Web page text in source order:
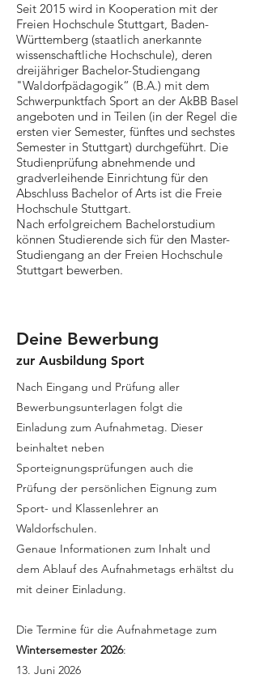
Seit 2015 wird in Kooperation mit der
Freien Hochschule Stuttgart, Baden-
Württemberg (staatlich anerkannte
wissenschaftliche Hochschule), deren
dreijähriger Bachelor-Studiengang
"Waldorfpädagogik“ (B.A.) mit dem
Schwerpunktfach Sport an der AkBB Basel
angeboten und in Teilen (in der Regel die
ersten vier Semester, fünftes und sechstes
Semester in Stuttgart) durchgeführt. Die
Studienprüfung abnehmende und
gradverleihende Einrichtung für den
Abschluss Bachelor of Arts ist die Freie
Hochschule Stuttgart.
Nach erfolgreichem Bachelorstudium
können Studierende sich für den Master-
Studiengang an der Freien Hochschule
Stuttgart bewerben.
Deine Bewerbung
zur Ausbildung Sport
Nach Eingang und Prüfung aller
Bewerbungsunterlagen folgt die
Einladung zum Aufnahmetag. Dieser
beinhaltet neben
Sporteignungsprüfungen auch die
Prüfung der persönlichen Eignung zum
Sport- und Klassenlehrer an
Waldorfschulen.
Genaue Informationen zum Inhalt und
dem Ablauf des Aufnahmetags erhältst du
mit deiner Einladung.
Die Termine für die Aufnahmetage zum
Wintersemester 2026:
13. Juni 2026